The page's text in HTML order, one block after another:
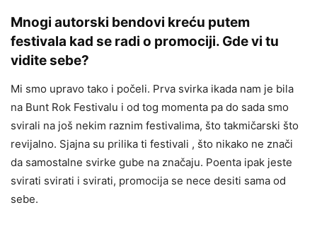
Mnogi autorski bendovi kreću putem
festivala kad se radi o promociji. Gde vi tu
vidite sebe?
Mi smo upravo tako i počeli. Prva svirka ikada nam je bila
na Bunt Rok Festivalu i od tog momenta pa do sada smo
svirali na još nekim raznim festivalima, što takmičarski što
revijalno. Sjajna su prilika ti festivali , što nikako ne znači
da samostalne svirke gube na značaju. Poenta ipak jeste
svirati svirati i svirati, promocija se nece desiti sama od
sebe.